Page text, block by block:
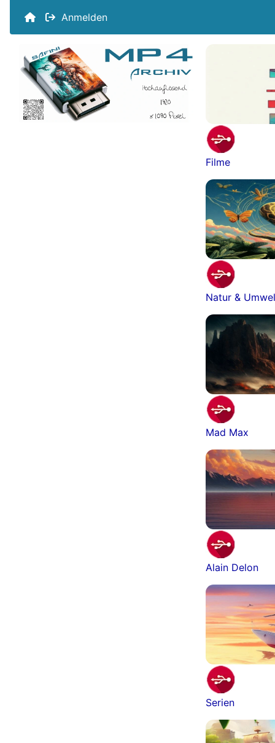
Anmelden
Filme
Natur &
Mad Max
Alain Delon
Serien